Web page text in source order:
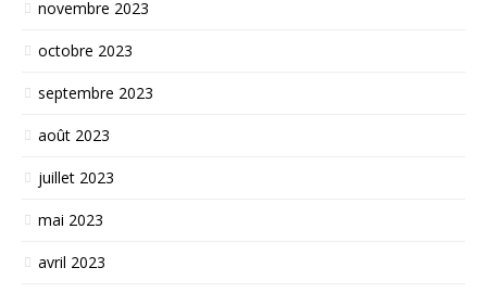
novembre 2023
octobre 2023
septembre 2023
août 2023
juillet 2023
mai 2023
avril 2023